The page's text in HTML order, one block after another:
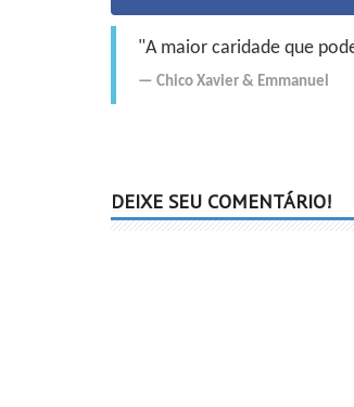
"A maior caridade que
Chico Xavier & Emmanuel
DEIXE SEU COMENTÁRIO!